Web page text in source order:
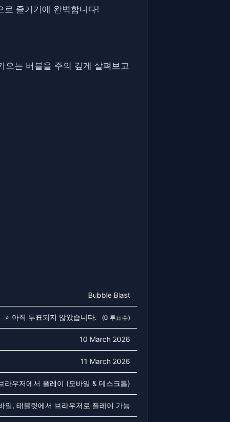
로 즐기기에 완벽합니다!
오는 버블을 주의 깊게 살펴보고
Bubble Blast
⭐ 아직 투표되지 않았습니다. (0 투표수)
10 March 2026
11 March 2026
라우저에서 플레이 (모바일 & 데스크톱)
일, 태블릿에서 브라우저로 플레이 가능